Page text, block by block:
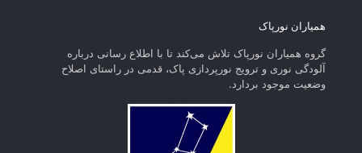
همیاران نورپاک
گروه همیاران نورپاک تلاش می‌کند تا با اطلاع رسانی درباره
آلودگی نوری و ترویج نورپردازی پاک، قدمی در راستای‌ اصلاح
وضعیت موجود بردارد.